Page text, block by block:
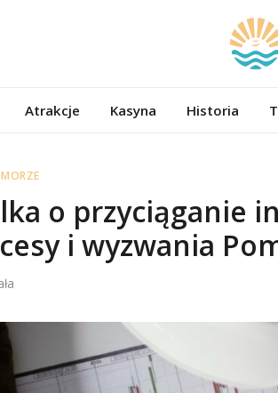
Atrakcje Kasyna Historia
o przyciąganie
i wyzwania